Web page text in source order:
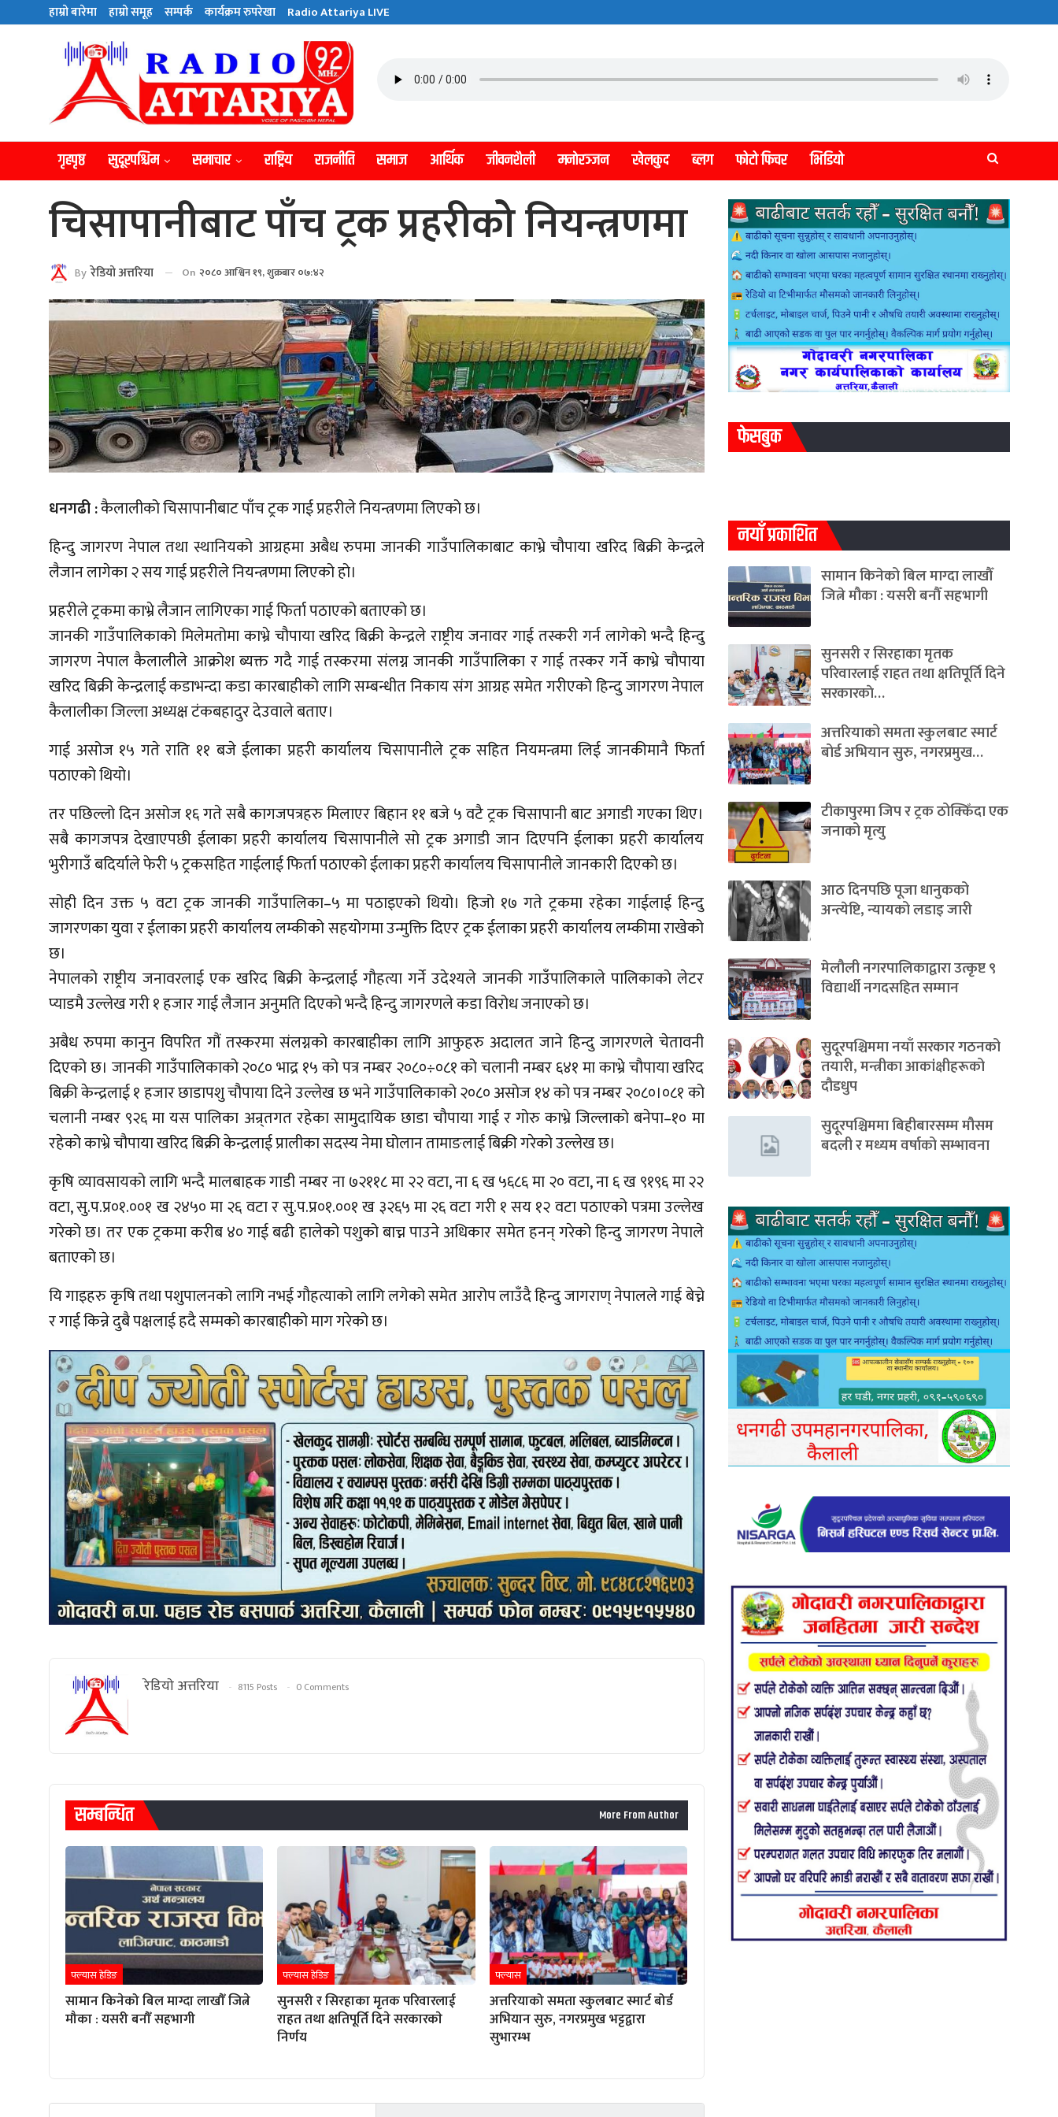
हाम्राे बारेमा हाम्राे समूह सम्पर्क कार्यक्रम रुपरेखा Radio Attariya LIVE
गृहपृष्ठ सुदूरपश्चिम समाचार राष्ट्रिय राजनीति समाज आर्थिक जीवनशैली मनाेरञ्जन खेलकुद ब्लग फोटो फिचर भिडियो
चिसापानीबाट पाँच ट्रक प्रहरीको नियन्त्रणमा
By रेडियाे अत्तरिया On २०८० आश्विन १९, शुक्रबार ०७:४२
धनगढी :कैलालीको चिसापानीबाट पाँच ट्रक गाई प्रहरीले नियन्त्रणमा लिएको छ।
हिन्दु जागरण नेपाल तथा स्थानियको आग्रहमा अबैध रुपमा जानकी गाउँपालिकाबाट काभ्रे चौपाया खरिद बिक्री केन्द्रले
लैजान लागेका २ सय गाई प्रहरीले नियन्त्रणमा लिएको हो।
प्रहरीले ट्रकमा काभ्रे लैजान लागिएका गाई फिर्ता पठाएको बताएको छ।
जानकी गाउँपालिकाको मिलेमतोमा काभ्रे चौपाया खरिद बिक्री केन्द्रले राष्ट्रीय जनावर गाई तस्करी गर्न लागेको भन्दै हिन्दु
जागरण नेपाल कैलालीले आक्रोश ब्यक्त गदै गाई तस्करमा संलग्न जानकी गाउँपालिका र गाई तस्कर गर्ने काभ्रे चौपाया
खरिद बिक्री केन्द्रलाई कडाभन्दा कडा कारबाहीको लागि सम्बन्धीत निकाय संग आग्रह समेत गरीएको हिन्दु जागरण नेपाल
कैलालीका जिल्ला अध्यक्ष टंकबहादुर देउवाले बताए।
गाई असोज १५ गते राति ११ बजे ईलाका प्रहरी कार्यालय चिसापानीले ट्रक सहित नियमन्त्रमा लिई जानकीमानै फिर्ता
पठाएको थियो।
तर पछिल्लो दिन असोज १६ गते सबै कागजपत्रहरु मिलाएर बिहान ११ बजे ५ वटै ट्रक चिसापानी बाट अगाडी गएका थिए।
सबै कागजपत्र देखाएपछी ईलाका प्रहरी कार्यालय चिसापानीले सो ट्रक अगाडी जान दिएपनि ईलाका प्रहरी कार्यालय
भुरीगाउँ बदिर्याले फेरी ५ ट्रकसहित गाईलाई फिर्ता पठाएको ईलाका प्रहरी कार्यालय चिसापानीले जानकारी दिएको छ।
सोही दिन उक्त ५ वटा ट्रक जानकी गाउँपालिका–५ मा पठाइएको थियो। हिजो १७ गते ट्रकमा रहेका गाईलाई हिन्दु
जागरणका युवा र ईलाका प्रहरी कार्यालय लम्कीको सहयोगमा उन्मुक्ति दिएर ट्रक ईलाका प्रहरी कार्यालय लम्कीमा राखेको
छ।
नेपालको राष्ट्रीय जनावरलाई एक खरिद बिक्री केन्द्रलाई गौहत्या गर्ने उदेश्यले जानकी गाउँपालिकाले पालिकाको लेटर
प्याडमै उल्लेख गरी १ हजार गाई लैजान अनुमति दिएको भन्दै हिन्दु जागरणले कडा विरोध जनाएको छ।
अबैध रुपमा कानुन विपरित गौं तस्करमा संलग्नको कारबाहीका लागि आफुहरु अदालत जाने हिन्दु जागरणले चेतावनी
दिएको छ। जानकी गाउँपालिकाको २०८० भाद्र १५ को पत्र नम्बर २०८०÷०८१ को चलानी नम्बर ६४१ मा काभ्रे चौपाया खरिद
बिक्री केन्द्रलाई १ हजार छाडापशु चौपाया दिने उल्लेख छ भने गाउँपालिकाको २०८० असोज १४ को पत्र नम्बर २०८०।०८१ को
चलानी नम्बर ९२६ मा यस पालिका अन्र्तगत रहेका सामुदायिक छाडा चौपाया गाई र गोरु काभ्रे जिल्लाको बनेपा–१० मा
रहेको काभ्रे चौपाया खरिद बिक्री केन्द्रलाई प्रालीका सदस्य नेमा घोलान तामाङलाई बिक्री गरेको उल्लेख छ।
कृषि व्यावसायको लागि भन्दै मालबाहक गाडी नम्बर ना ७२११८ मा २२ वटा, ना ६ ख ५६८६ मा २० वटा, ना ६ ख ९१९६ मा २२
वटा, सु.प.प्र०१.००१ ख २४५० मा २६ वटा र सु.प.प्र०१.००१ ख ३२६५ मा २६ वटा गरी १ सय १२ वटा पठाएको पत्रमा उल्लेख
गरेको छ। तर एक ट्रकमा करीब ४० गाई बढी हालेको पशुको बाच्न पाउने अधिकार समेत हनन् गरेको हिन्दु जागरण नेपाले
बताएको छ।
यि गाइहरु कृषि तथा पशुपालनको लागि नभई गौहत्याको लागि लगेको समेत आरोप लाउँदै हिन्दु जागराण् नेपालले गाई बेच्ने
र गाई किन्ने दुबै पक्षलाई हदै सम्मको कारबाहीको माग गरेको छ।
रेडियाे अत्तरिया 8115 Posts 0 Comments
सम्बन्धित More From Author
फ्ल्यास हेडिङ
सामान किनेको बिल माग्दा लाखौँ जित्ने
मौका : यसरी बनौँ सहभागी
फ्ल्यास हेडिङ
सुनसरी र सिरहाका मृतक परिवारलाई
राहत तथा क्षतिपूर्ति दिने सरकारकाे
निर्णय
फ्ल्यास
अत्तरियाको समता स्कुलबाट स्मार्ट बोर्ड
अभियान सुरु, नगरप्रमुख भट्टद्वारा
सुभारम्भ
फेसबुक
नयाँ प्रकाशित
सामान किनेको बिल माग्दा लाखौँ
जित्ने मौका : यसरी बनौँ सहभागी
सुनसरी र सिरहाका मृतक
परिवारलाई राहत तथा क्षतिपूर्ति दिने
सरकारकाे…
अत्तरियाको समता स्कुलबाट स्मार्ट
बोर्ड अभियान सुरु, नगरप्रमुख…
टीकापुरमा जिप र ट्रक ठोक्किँदा एक
जनाको मृत्यु
आठ दिनपछि पूजा धानुकको
अन्त्येष्टि, न्यायको लडाइ जारी
मेलौली नगरपालिकाद्वारा उत्कृष्ट ९
विद्यार्थी नगदसहित सम्मान
सुदूरपश्चिममा नयाँ सरकार गठनको
तयारी, मन्त्रीका आकांक्षीहरूको
दौडधुप
सुदूरपश्चिममा बिहीबारसम्म मौसम
बदली र मध्यम वर्षाको सम्भावना